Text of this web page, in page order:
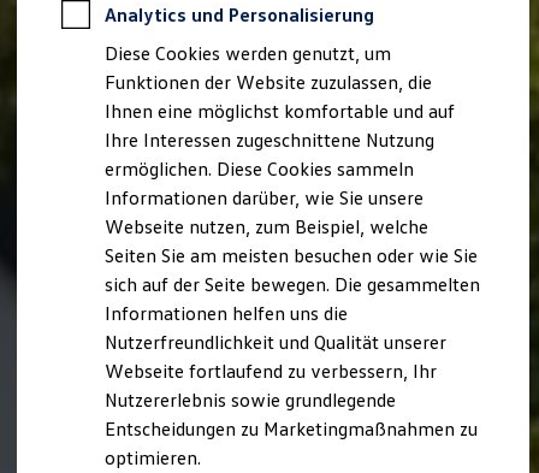
ProfiPartner für Gebrauchtwagen
Finanzierung
Für Privatkunden
Für Gewerbekunden
Leasing
Für Privatkunden
Für Gewerbekunden
Versicherungen & Garantien
Garantien
Kfz-Versicherung für Nutzfahrzeuge
Restschuldversicherung
Wartungsverträge
Besitzer & Service
Reparatur & Service
Sommer-Special
Reparatur, Pflege & Inspektion
Servicetermin anfragen
Service-Vorteile bei Volkswagen Nutzfahrzeuge
ServicePlus
Economy Service
Räder & Reifen Service
Analytics und Personalisierung
Diese Cookies werden genutzt, um
Funktionen der Website zuzulassen, die
Ihnen eine möglichst komfortable und auf
Ihre Interessen zugeschnittene Nutzung
ermöglichen. Diese Cookies sammeln
Informationen darüber, wie Sie unsere
Webseite nutzen, zum Beispiel, welche
Seiten Sie am meisten besuchen oder wie Sie
sich auf der Seite bewegen. Die gesammelten
Informationen helfen uns die
Nutzerfreundlichkeit und Qualität unserer
Webseite fortlaufend zu verbessern, Ihr
Nutzererlebnis sowie grundlegende
Entscheidungen zu Marketingmaßnahmen zu
optimieren.